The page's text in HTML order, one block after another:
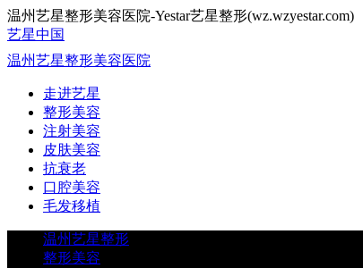
温州艺星整形美容医院-Yestar艺星整形(wz.wzyestar.com)
艺星中国
温州艺星整形美容医院
走进艺星
整形美容
注射美容
皮肤美容
抗衰老
口腔美容
毛发移植
温州艺星整形
整形美容